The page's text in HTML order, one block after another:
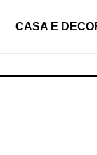
CASA E